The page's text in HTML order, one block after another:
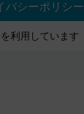
バシーポリシー
利用しています